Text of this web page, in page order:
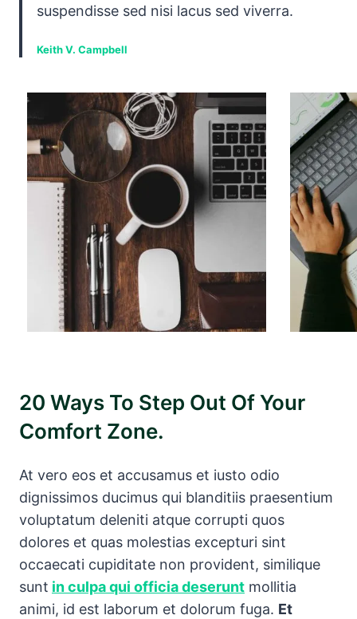
suspendisse sed nisi lacus sed viverra.
Keith V. Campbell
20 Ways To Step Out Of Your
Comfort Zone.
At vero eos et accusamus et iusto odio
dignissimos ducimus qui blanditiis praesentium
voluptatum deleniti atque corrupti quos
dolores et quas molestias excepturi sint
occaecati cupiditate non provident, similique
sunt in culpa qui officia deserunt mollitia
animi, id est laborum et dolorum fuga. Et